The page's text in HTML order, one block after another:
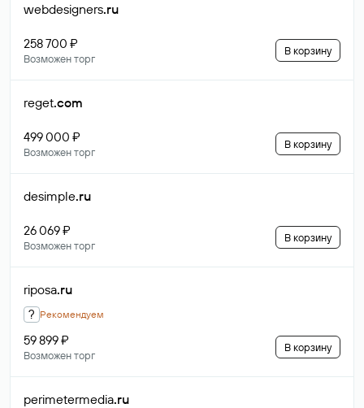
webdesigners.ru
258 700 ₽
Возможен торг
В корзину
reget.com
499 000 ₽
Возможен торг
В корзину
desimple.ru
26 069 ₽
Возможен торг
В корзину
riposa.ru
? Рекомендуем
59 899 ₽
Возможен торг
В корзину
perimetermedia.ru